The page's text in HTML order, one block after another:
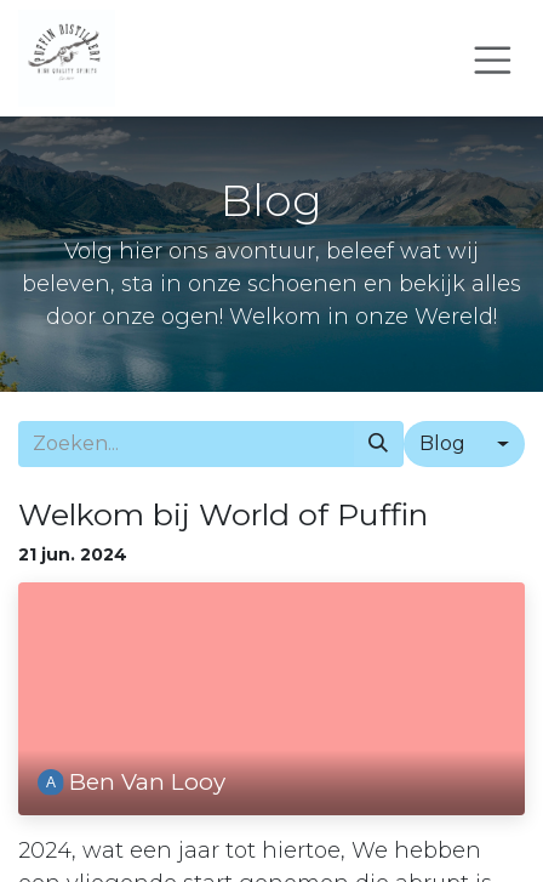
Blog
Volg hier ons avontuur, beleef wat wij
beleven, sta in onze schoenen en bekijk alles
door onze ogen! Welkom in onze Wereld!
Blog
Welkom bij World of Puffin
21 jun. 2024
Ben Van Looy
2024, wat een jaar tot hiertoe, We hebben